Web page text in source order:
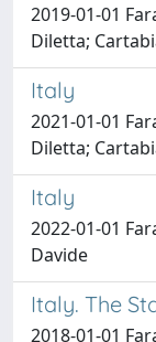
2019-01-01
Diletta;
Italy
2021-01-01
Diletta;
Italy
2022-01-01
Davide
Italy. The
2018-01-01